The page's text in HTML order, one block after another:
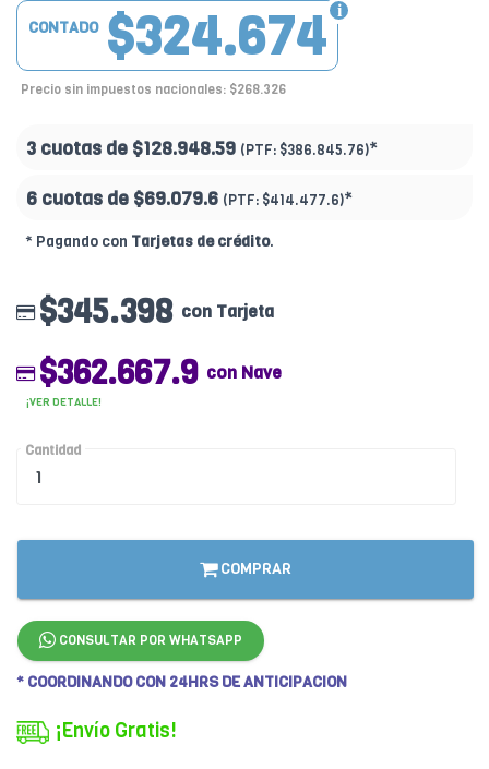
$324.674
CONTADO
Precio sin impuestos nacionales: $268.326
3 cuotas de $128.948.59 (PTF: $386.845.76)*
6 cuotas de $69.079.6 (PTF: $414.477.6)*
* Pagando con Tarjetas de crédito.
$345.398 con Tarjeta
$362.667.9 con Nave
¡VER DETALLE!
Cantidad
COMPRAR
CONSULTAR POR WHATSAPP
* COORDINANDO CON 24HRS DE ANTICIPACION
¡Envío Gratis!